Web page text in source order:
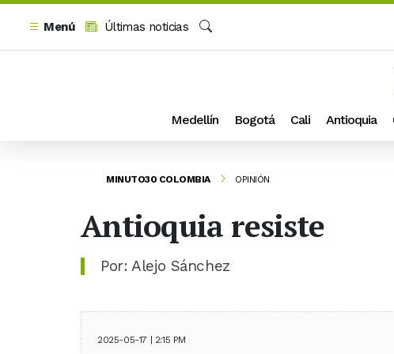
Menú
Últimas noticias
Medellín Bogotá Cali Antioquia
MINUTO30 COLOMBIA OPINIÓN
Antioquia resiste
Por: Alejo Sánchez
2025-05-17 | 2:15 PM